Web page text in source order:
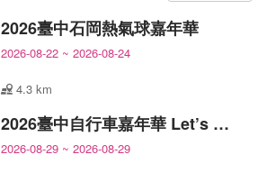
2026臺中石岡熱氣球嘉年華
2026-08-22 ~ 2026-08-24
4.3 km
2026臺中自行車嘉年華 Let’s All Ride!
2026-08-29 ~ 2026-08-29